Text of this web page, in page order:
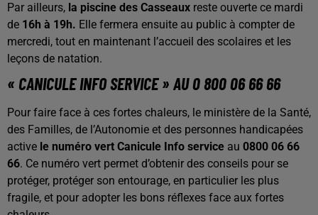
Par ailleurs, la piscine des Casseaux reste ouverte ce mardi
de 16h à 19h. Elle fermera ensuite au public à compter de
mercredi, tout en maintenant l’accueil des scolaires et les
leçons de natation.
« CANICULE INFO SERVICE » AU 0 800 06 66 66
Pour faire face à ces fortes chaleurs, le ministère de la Santé,
des Familles, de l’Autonomie et des personnes handicapées
active le numéro vert Canicule Info service au 0800 06 66
66. Ce numéro vert permet d’obtenir des conseils pour se
protéger, protéger son entourage, en particulier les plus
fragile, et pour adopter les bons réflexes face aux fortes